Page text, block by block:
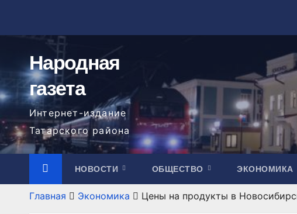
содержимому
Народная
газета
Интернет-издание
Татарского района
НОВОСТИ ОБЩЕСТВО ЭКОНОМИКА
Главная Экономика Цены на продукты в